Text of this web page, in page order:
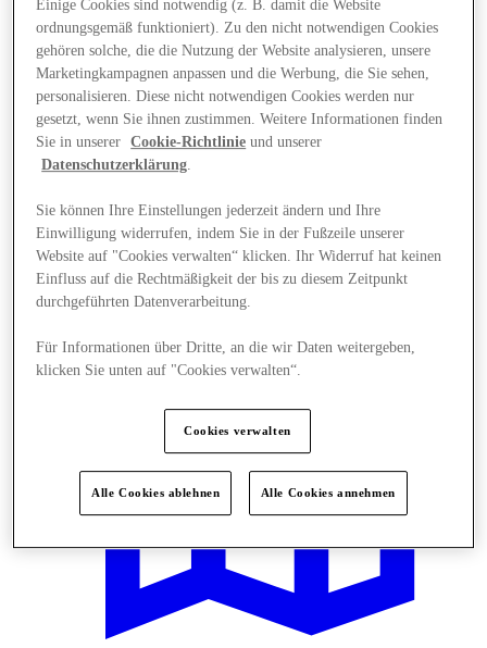
Angebote
Einige Cookies sind notwendig (z. B. damit die Website
ordnungsgemäß funktioniert). Zu den nicht notwendigen Cookies
gehören solche, die die Nutzung der Website analysieren, unsere
Marketingkampagnen anpassen und die Werbung, die Sie sehen,
personalisieren. Diese nicht notwendigen Cookies werden nur
gesetzt, wenn Sie ihnen zustimmen. Weitere Informationen finden
Sie in unserer
Cookie-Richtlinie und unserer
Datenschutzerklärung.
Sie können Ihre Einstellungen jederzeit ändern und Ihre
Einwilligung widerrufen, indem Sie in der Fußzeile unserer
Website auf "Cookies verwalten“ klicken. Ihr Widerruf hat keinen
Einfluss auf die Rechtmäßigkeit der bis zu diesem Zeitpunkt
durchgeführten Datenverarbeitung.
Für Informationen über Dritte, an die wir Daten weitergeben,
klicken Sie unten auf "Cookies verwalten“.
Cookies verwalten
Alle Cookies ablehnen Alle Cookies annehmen